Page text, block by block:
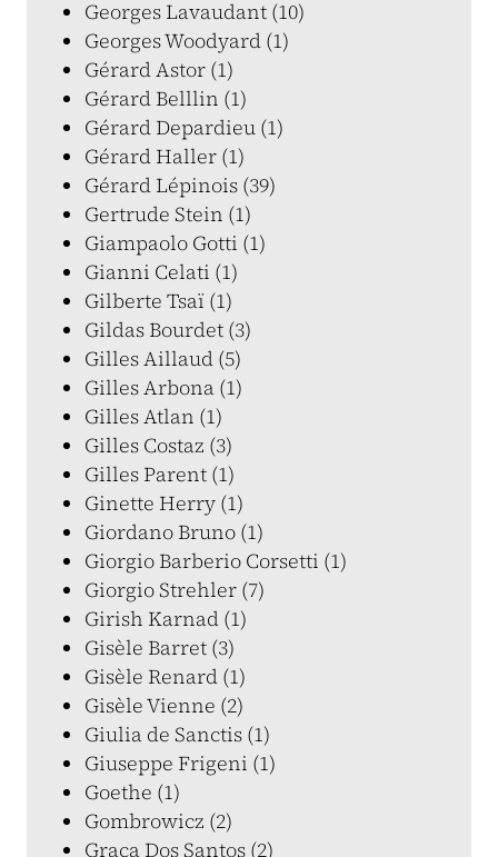
Georges Lavaudant (10)
Georges Woodyard (1)
Gérard Astor (1)
Gérard Belllin (1)
Gérard Depardieu (1)
Gérard Haller (1)
Gérard Lépinois (39)
Gertrude Stein (1)
Giampaolo Gotti (1)
Gianni Celati (1)
Gilberte Tsaï (1)
Gildas Bourdet (3)
Gilles Aillaud (5)
Gilles Arbona (1)
Gilles Atlan (1)
Gilles Costaz (3)
Gilles Parent (1)
Ginette Herry (1)
Giordano Bruno (1)
Giorgio Barberio Corsetti (1)
Giorgio Strehler (7)
Girish Karnad (1)
Gisèle Barret (3)
Gisèle Renard (1)
Gisèle Vienne (2)
Giulia de Sanctis (1)
Giuseppe Frigeni (1)
Goethe (1)
Gombrowicz (2)
Graça Dos Santos (2)